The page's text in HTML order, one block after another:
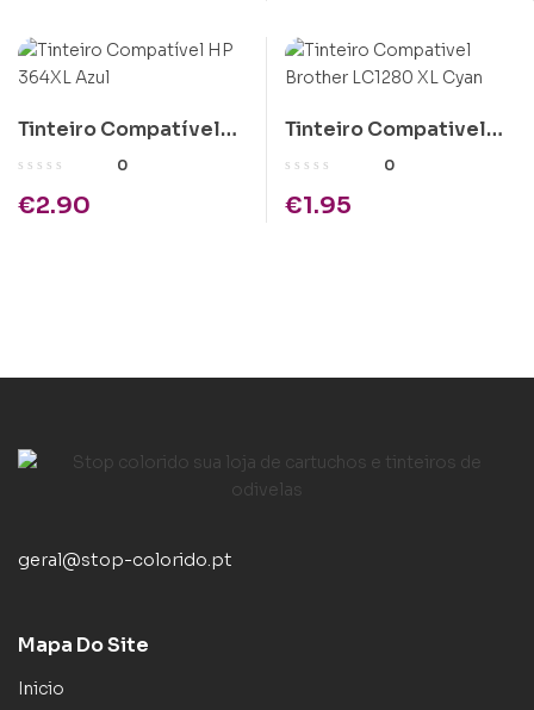
Tinteiro Compatível
HP 364XL Azul
0
€2.90
Tinteiro Compativel
Brother LC1280 XL
0
€1.95
geral@stop-colorido.pt
Mapa Do Site
Inicio